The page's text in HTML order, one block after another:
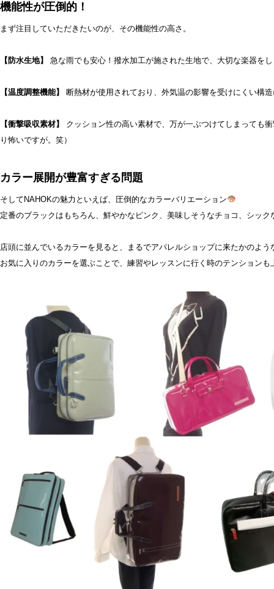
機能性が圧倒的！
まず注目していただきたいのが、その機能性の高さ。
【防水生地】 急な雨でも安心！撥水加工が施された生地で、大切な楽器を
【温度調整機能】 断熱材が使用されており、外気温の影響を受けにくい構
【衝撃吸収素材】
クッション性の高い素材で、万が一ぶつけてしまっても
り怖いですが。笑）
カラー展開が豊富すぎる問題
そしてNAHOKの魅力といえば、圧倒的なカラーバリエーション
定番のブラックはもちろん、鮮やかなピンク、美味しそうなチョコ、シッ
店頭に並んでいるカラーを見ると、まるでアパレルショップに来たかのよう
お気に入りのカラーを選ぶことで、練習やレッスンに行く時のテンションも